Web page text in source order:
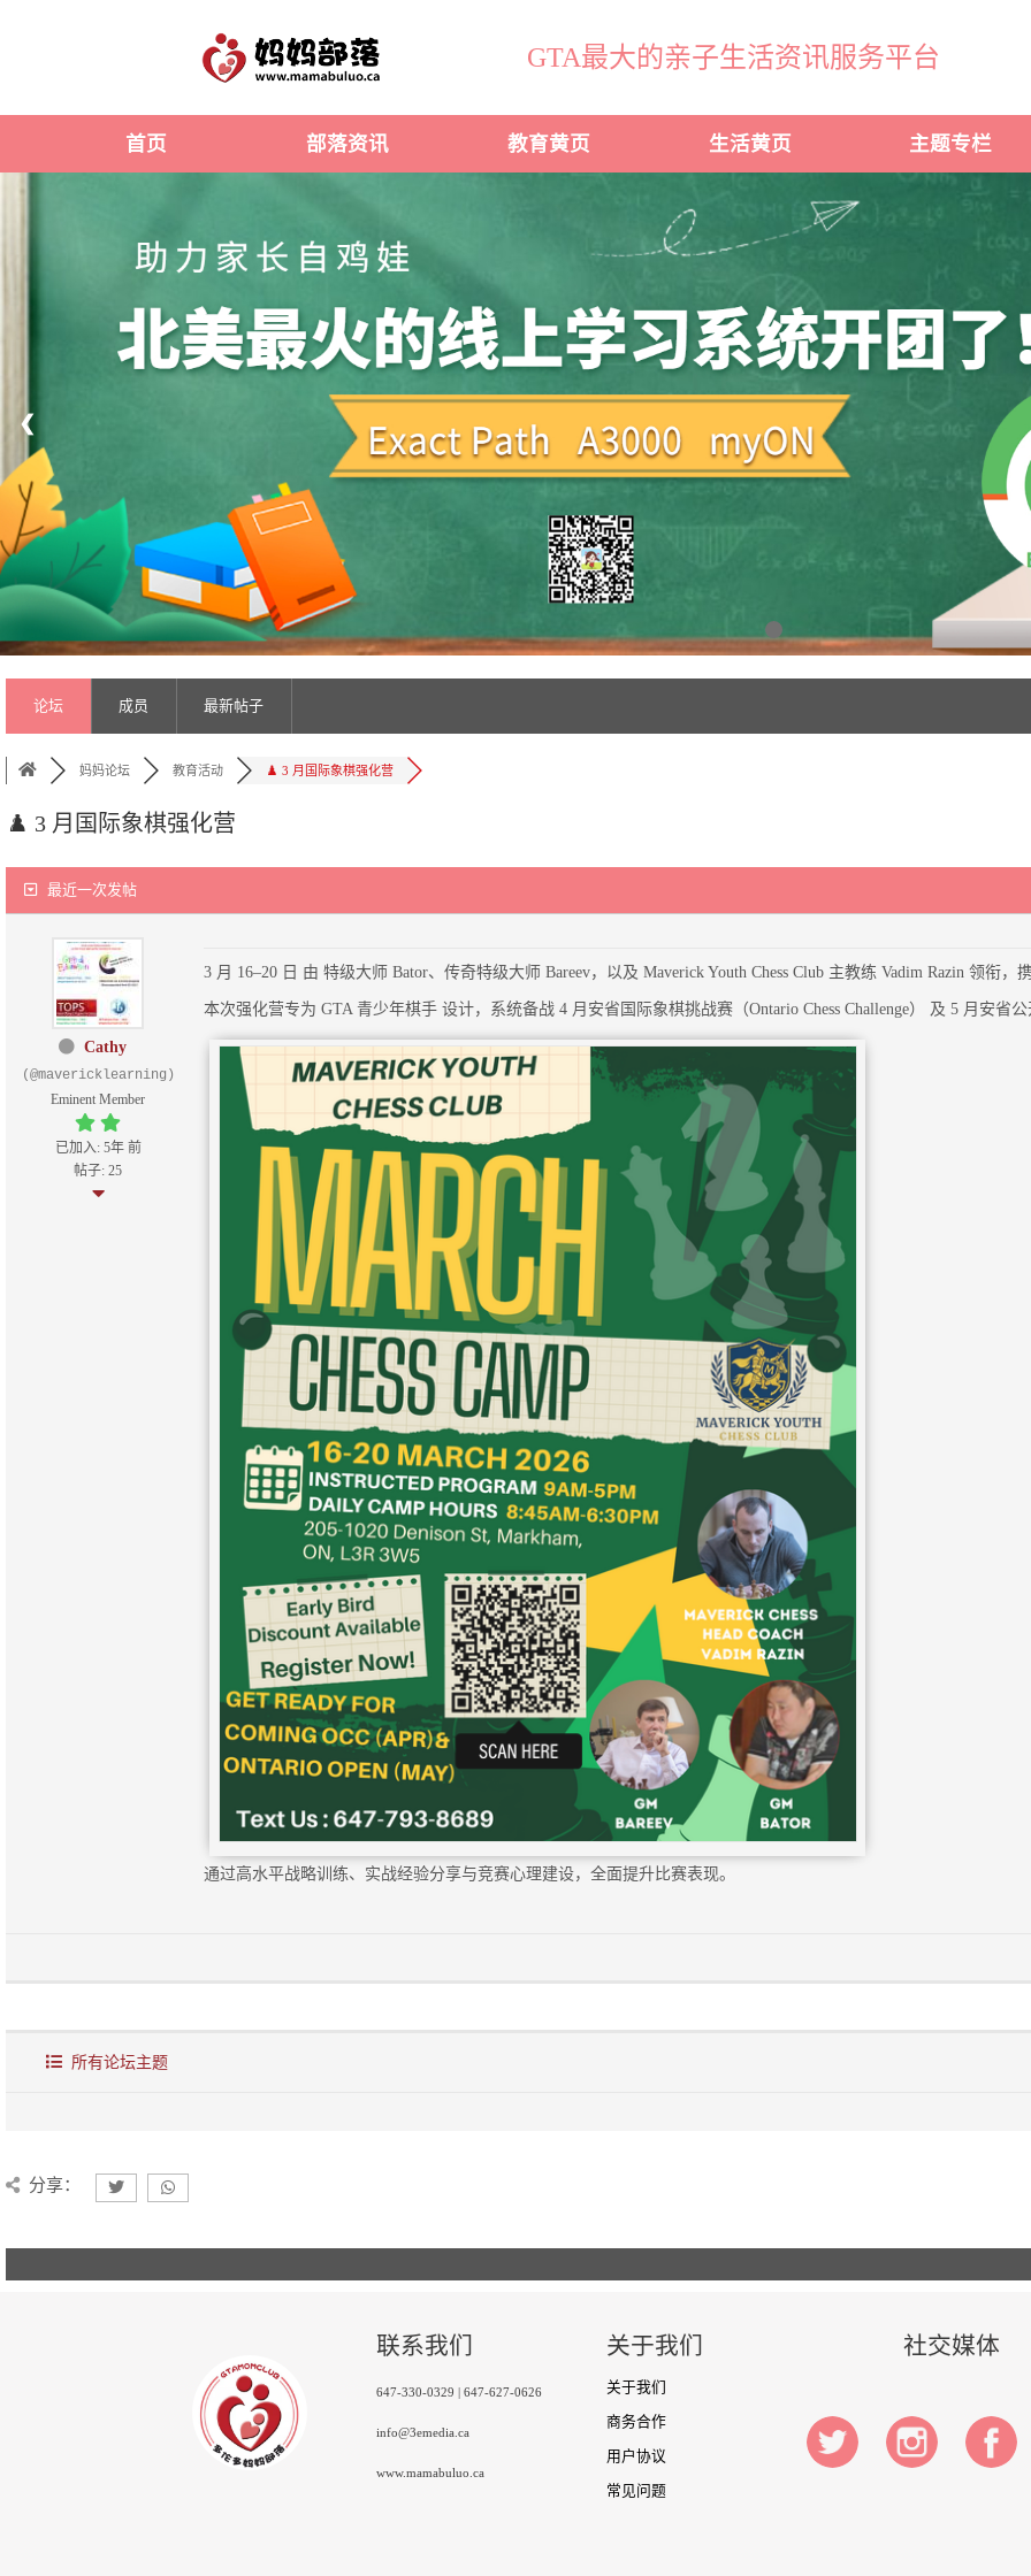
GTA最大的亲子生活资讯服务平台
首页 部落资讯 教育黄页 生活黄页 主题专栏
❮
论坛 成员 最新帖子
妈妈论坛 教育活动 ♟️ 3 月国际象棋强化营
♟️ 3 月国际象棋强化营
最近一次发帖
Cathy
(@mavericklearning)
Eminent Member
已加入: 5年 前
帖子: 25
3 月 16–20 日 由 特级大师 Bator、传奇特级大师 Bareev，以及 Maverick Youth Chess Club 主教练 Vadim Razin 领衔
本次强化营专为 GTA 青少年棋手 设计，系统备战 4 月安省国际象棋挑战赛（Ontario Chess Challenge） 及 5 月安省
通过高水平战略训练、实战经验分享与竞赛心理建设，全面提升比赛表现。
所有论坛主题
分享：
联系我们
647-330-0329 | 647-627-0626
info@3emedia.ca
www.mamabuluo.ca
关于我们
关于我们
商务合作
用户协议
常见问题
社交媒体